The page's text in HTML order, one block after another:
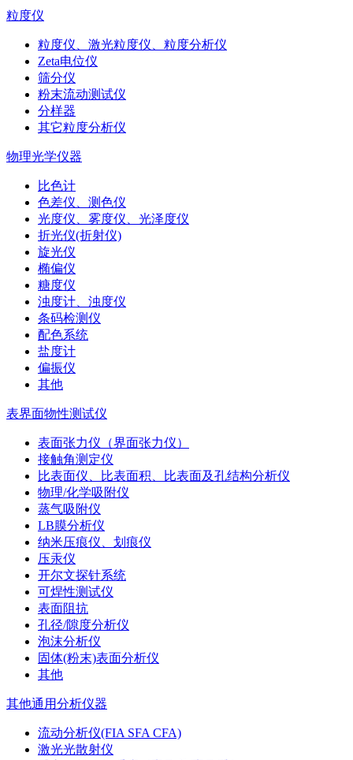
粒度仪
粒度仪、激光粒度仪、粒度分析仪
Zeta电位仪
筛分仪
粉末流动测试仪
分样器
其它粒度分析仪
物理光学仪器
比色计
色差仪、测色仪
光度仪、雾度仪、光泽度仪
折光仪(折射仪)
旋光仪
椭偏仪
糖度仪
浊度计、浊度仪
条码检测仪
配色系统
盐度计
偏振仪
其他
表界面物性测试仪
表面张力仪（界面张力仪）
接触角测定仪
比表面仪、比表面积、比表面及孔结构分析仪
物理/化学吸附仪
蒸气吸附仪
LB膜分析仪
纳米压痕仪、划痕仪
压汞仪
开尔文探针系统
可焊性测试仪
表面阻抗
孔径/隙度分析仪
泡沫分析仪
固体(粉末)表面分析仪
其他
其他通用分析仪器
流动分析仪(FIA SFA CFA)
激光光散射仪